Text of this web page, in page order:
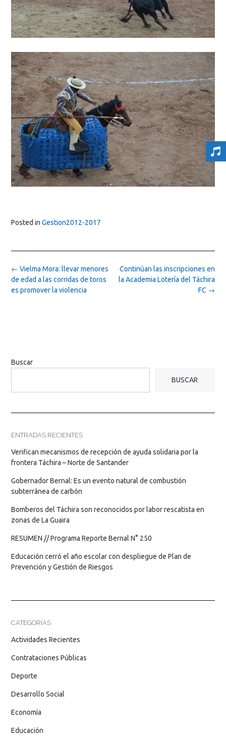
Posted in Gestion2012-2017
Post
navigation
Continúan las inscripciones en
la Academia Lotería del Táchira
FC →
← Vielma Mora: llevar menores
de edad a las corridas de toros
es promover la violencia
Buscar
BUSCAR
ENTRADAS RECIENTES
Verifican mecanismos de recepción de ayuda solidaria por la
frontera Táchira – Norte de Santander
Gobernador Bernal: Es un evento natural de combustión
subterránea de carbón
Bomberos del Táchira son reconocidos por labor rescatista en
zonas de La Guaira
RESUMEN // Programa Reporte Bernal N° 250
Educación cerró el año escolar con despliegue de Plan de
Prevención y Gestión de Riesgos
CATEGORÍAS
Actividades Recientes
Contrataciones Públicas
Deporte
Desarrollo Social
Economía
Educación